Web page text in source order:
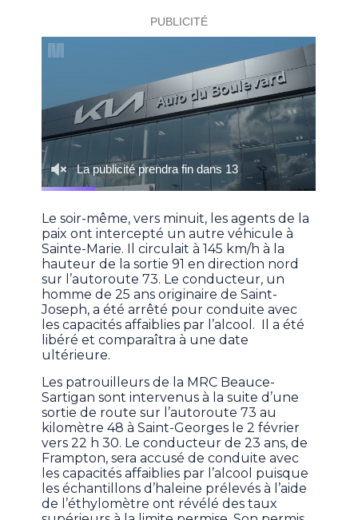
Le soir-même, vers minuit, les agents de la
paix ont intercepté un autre véhicule à
Sainte-Marie. Il circulait à 145 km/h à la
hauteur de la sortie 91 en direction nord
sur l’autoroute 73. Le conducteur, un
homme de 25 ans originaire de Saint-
Joseph, a été arrêté pour conduite avec
les capacités affaiblies par l’alcool. Il a été
libéré et comparaîtra à une date
ultérieure.
Les patrouilleurs de la MRC Beauce-
Sartigan sont intervenus à la suite d’une
sortie de route sur l’autoroute 73 au
kilomètre 48 à Saint-Georges le 2 février
vers 22 h 30. Le conducteur de 23 ans, de
Frampton, sera accusé de conduite avec
les capacités affaiblies par l’alcool puisque
les échantillons d’haleine prélevés à l’aide
de l’éthylomètre ont révélé des taux